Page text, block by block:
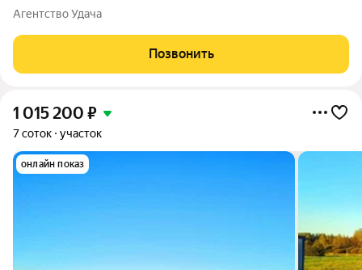
соток. Поселок находится на расстоянии 85 км от МКАД,
Минское шоссе. К участку подведены коммуникации:
электричество. В поселке дороги. От
Агентство Удача
Позвонить
1 015 200 ₽
7 соток участок
онлайн показ